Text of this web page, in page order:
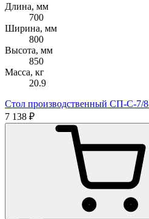
Длина, мм
700
Ширина, мм
800
Высота, мм
850
Масса, кг
20.9
Стол производственный СП-С-7/
7 138 ₽